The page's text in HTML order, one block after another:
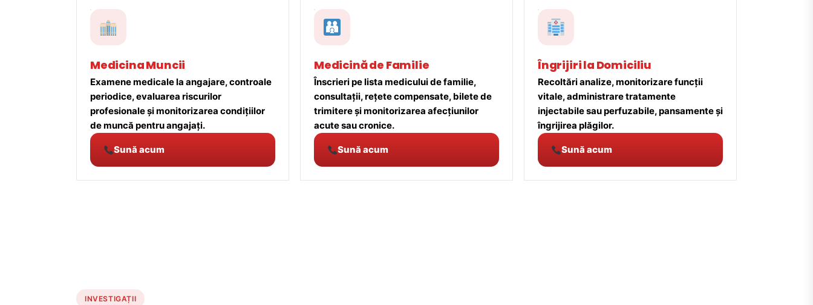
Medicina Muncii
Examene medicale la angajare, controale
periodice, evaluarea riscurilor
profesionale și monitorizarea condițiilor
de muncă pentru angajați.
Sună acum
Medicină de Familie
Înscrieri pe lista medicului de familie,
consultații, rețete compensate, bilete de
trimitere și monitorizarea afecțiunilor
acute sau cronice.
Sună acum
Îngrijiri la Domiciliu
Recoltări analize, monitorizare funcții
vitale, administrare tratamente
injectabile sau perfuzabile, pansamente și
îngrijirea plăgilor.
Sună acum
INVESTIGAȚII